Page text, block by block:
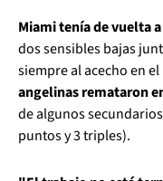
Miami tenía de vuelta
dos sensibles bajas
siempre al acecho en
angelinas remataron
de algunos
puntos y 3 triples).